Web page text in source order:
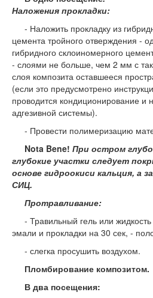
Наложения прокладки:
- Наложить прокладку из
цемента тройного отверждения -
гибридного склоиномерного
- слоями не больше, чем 2 мм с
слоя композита оставшееся
(если это предусмотрено
проводится кондиционирование и
адгезивной системы).
- Провести полимеризацию
Nota Bene! При остром
глубокие участки следует
основе гидроокиси кальция, а
СИЦ.
Протравливание:
- Травильный гель или
эмали и прокладки на 30 сек, -
- слегка просушить воздухом.
Пломбирование композитом.
В два посещения: